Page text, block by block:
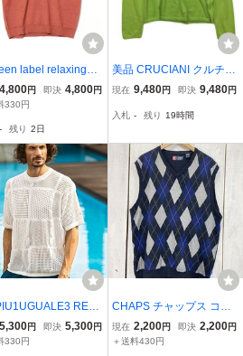
label relaxing」
ット X-LARGE オ
系その他 メンズ
4,800円 即決 4,800円
330円
- 残り 2日
美品 CRUCIANI クルチア
ーニ 浅Vネック ニット ハ
イタリア製
現在 9,480円 即決 9,480円
入札 - 残り 19時間
RELA
袖ニット X-LARG
イト メンズ
5,300円 即決 5,300円
330円
CHAPS チャップス コッ
トンニット ベスト ニ
ットベスト メンズXL 状
現在 2,200円 即決 2,200円
＋送料430円